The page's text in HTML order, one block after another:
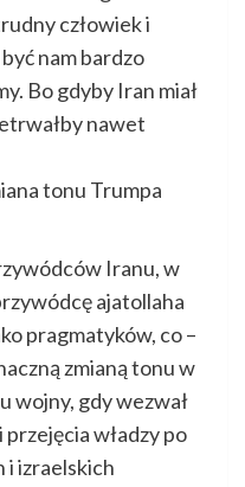
człowiek i
nam bardzo
Bo gdyby Iran miał
nawet
tonu Trumpa
Iranu, w
ajatollaha
pragmatyków, co –
zmianą tonu w
wojny, gdy wezwał
władzy po
i izraelskich